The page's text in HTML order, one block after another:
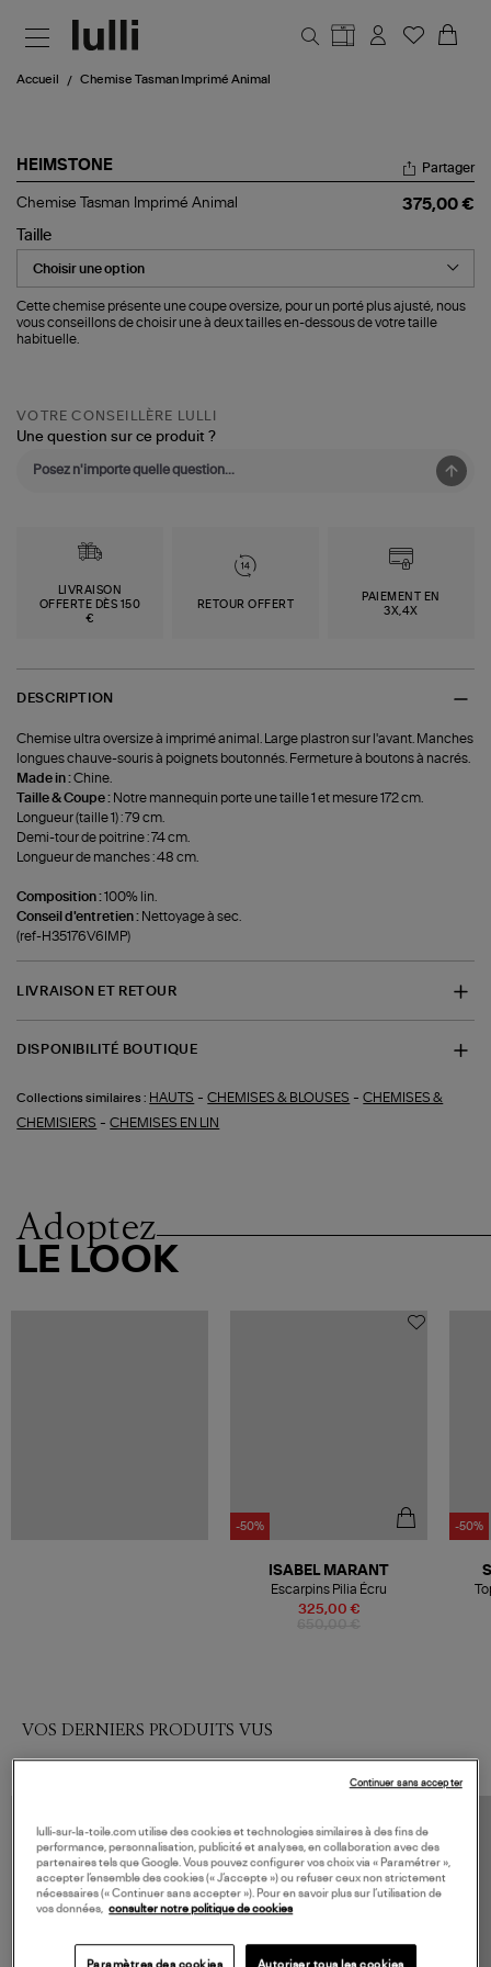
Accueil Chemise Tasman Imprimé Animal
HEIMSTONE
Chemise
Imprimé
Animal
Partager
Chemise Tasman Imprimé Animal
375,00 €
Taille
Cette chemise présente une coupe oversize, pour un porté plus ajusté, nous
vous conseillons de choisir une à deux tailles en-dessous de votre taille
habituelle.
VOTRE CONSEILLÈRE LULLI
Une question sur ce produit ?
LIVRAISON
OFFERTE DÈS 150
€
RETOUR OFFERT
PAIEMENT EN
3X,4X
DESCRIPTION
Chemise ultra oversize à imprimé animal. Large plastron sur l'avant. Manches
longues chauve-souris à poignets boutonnés. Fermeture à boutons à nacrés.
Made in :Chine.
Taille & Coupe : Notre mannequin porte une taille 1 et mesure 172 cm.
Longueur (taille 1) : 79 cm.
Demi-tour de poitrine : 74 cm.
Longueur de manches : 48 cm.
Composition :100% lin.
Conseil d'entretien : Nettoyage à sec.
(ref-H35176V6IMP)
LIVRAISON ET RETOUR
DISPONIBILITÉ BOUTIQUE
Collections similaires : HAUTS -CHEMISES & BLOUSES -CHEMISES &
CHEMISIERS -CHEMISES EN LIN
Adoptez
LE LOOK
-50%
325,00 €
ISABEL MARANT
Escarpins Pilia Écru
-50%
VOS DERNIERS PRODUITS VUS
lulli-sur-la-toile.com utilise des cookies et technologies similaires à des fins de
performance, personnalisation, publicité et analyses, en collaboration avec des
partenaires tels que Google. Vous pouvez configurer vos choix via « Paramétrer »,
accepter l’ensemble des cookies (« J’accepte ») ou refuser ceux non strictement
nécessaires (« Continuer sans accepter »). Pour en savoir plus sur l’utilisation de
vos données, consulter notre politique de cookies
Continuer sans accepter